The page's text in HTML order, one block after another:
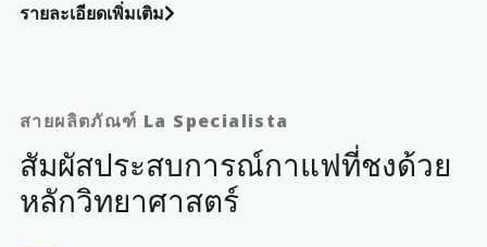
รายละเอียดเพิ่มเติม
สายผลิตภัณฑ์ La Specialista
สัมผัสประสบการณ์กาแฟที่ชงด้วย
หลักวิทยาศาสตร์